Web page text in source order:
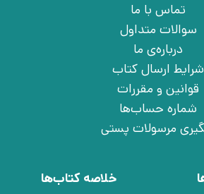
تماس با ما
سوالات متداول
درباره‌ی ما
شرایط ارسال کتاب
قوانین و مقررات
شماره حساب‌ها
مرسولات پستی
خلاصه کتاب‌ها